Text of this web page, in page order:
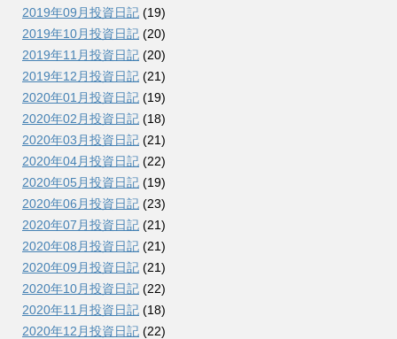
2019年09月投資日記 (19)
2019年10月投資日記 (20)
2019年11月投資日記 (20)
2019年12月投資日記 (21)
2020年01月投資日記 (19)
2020年02月投資日記 (18)
2020年03月投資日記 (21)
2020年04月投資日記 (22)
2020年05月投資日記 (19)
2020年06月投資日記 (23)
2020年07月投資日記 (21)
2020年08月投資日記 (21)
2020年09月投資日記 (21)
2020年10月投資日記 (22)
2020年11月投資日記 (18)
2020年12月投資日記 (22)